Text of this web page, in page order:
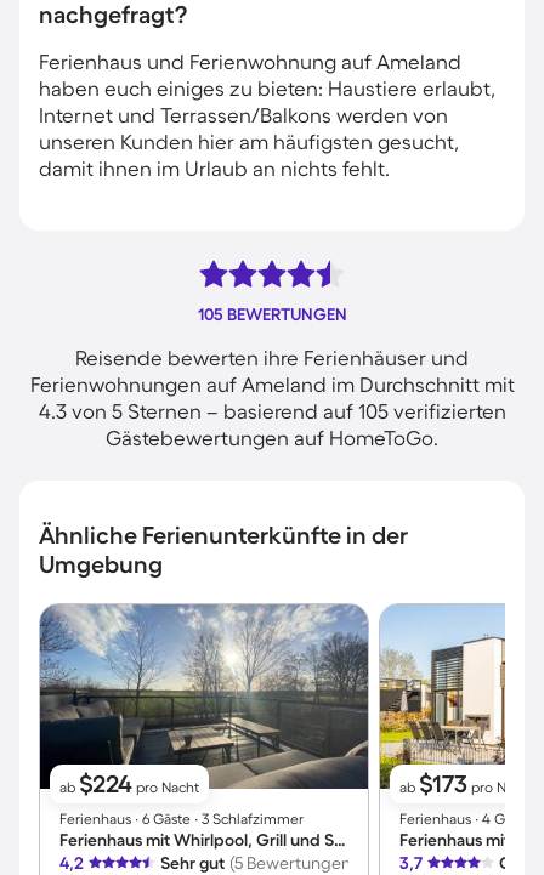
nachgefragt?
Ferienhaus und Ferienwohnung auf Ameland
haben euch einiges zu bieten: Haustiere erlaubt,
Internet und Terrassen/Balkons werden von
unseren Kunden hier am häufigsten gesucht,
damit ihnen im Urlaub an nichts fehlt.
105 BEWERTUNGEN
Reisende bewerten ihre Ferienhäuser und
Ferienwohnungen auf Ameland im Durchschnitt mit
4.3 von 5 Sternen – basierend auf 105 verifizierten
Gästebewertungen auf HomeToGo.
Ähnliche Ferienunterkünfte in der
Umgebung
ab $224 pro Nacht
Ferienhaus ∙ 6 Gäste ∙ 3 Schlafzimmer
Ferienhaus mit Whirlpool, Grill und Sauna | Meerblick
4,2
Sehr gut (5 Bewertungen)
ab $173 pro Nacht
Ferienhaus ∙ 4 Gäste
3,7 Gut